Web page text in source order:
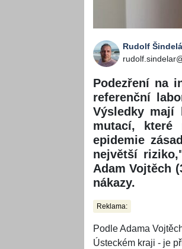
Rudolf
Podezření na
referenční
Výsledky mají
mutací, které
epidemie
největší
Adam Vojtěch
nákazy.
Reklama:
Podle Adama
Ústeckém kraji - je